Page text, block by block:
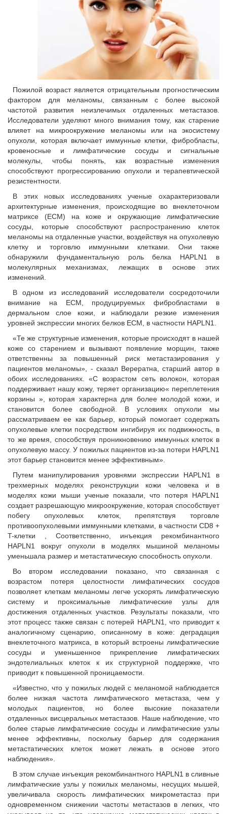
Пожилой возраст является отрицательным прогностическим
фактором для меланомы, связанным с более высокой
частотой развития неизлечимых отдаленных метастазов.
Исследователи уделяют много внимания тому, как старение
влияет на микроокружение меланомы или на экосистему
опухоли, которая включает иммунные клетки, фибробласты,
кровеносные и лимфатические сосуды и сигнальные
молекулы, чтобы понять, как возрастные изменения
способствуют прогрессированию опухоли и терапевтической
резистентности.
В этих новых исследованиях ученые охарактеризовали
архитектурные изменения, происходящие во внеклеточном
матриксе (ECM) на коже и окружающие лимфатические
сосуды, которые способствуют распространению клеток
меланомы на отдаленные участки, воздействуя на опухолевую
клетку и торговлю иммунными клетками. Они также
обнаружили фундаментальную роль белка HAPLN1 в
молекулярных механизмах, лежащих в основе этих
изменений.
В одном из исследований исследователи сосредоточили
внимание на ECM, продуцируемых фибробластами в
дермальном слое кожи, и наблюдали резкие изменения
уровней экспрессии многих белков ECM, в частности HAPLN1.
«Те же структурные изменения, которые происходят в нашей
коже со старением и вызывают появление морщин, также
ответственны за повышенный риск метастазирования у
пациентов меланомы», - сказал Верератна, старший автор в
обоих исследованиях. «С возрастом сеть волокон, которая
поддерживает нашу кожу, теряет организацию« переплетения
корзины », которая характерна для более молодой кожи, и
становится более свободной. В условиях опухоли мы
рассматриваем ее как барьер, который помогает содержать
опухолевые клетки посредством ингибируя их подвижность, в
то же время, способствуя проникновению иммунных клеток в
опухолевую массу. У пожилых пациентов из-за потери HAPLN1
этот барьер становится менее эффективным».
Путем манипулирования уровнями экспрессии HAPLN1 в
трехмерных моделях реконструкции кожи человека и в
моделях кожи мыши ученые показали, что потеря HAPLN1
создает разрешающую микроокружение, которая способствует
побегу опухолевых клеток, препятствуя торговле
противоопухолевыми иммунными клетками, в частности CD8 +
T-клетки , Соответственно, инъекция рекомбинантного
HAPLN1 вокруг опухоли в моделях мышиной меланомы
уменьшала размер и метастатическую способность опухоли.
Во втором исследовании показано, что связанная с
возрастом потеря целостности лимфатических сосудов
позволяет клеткам меланомы легче ускорять лимфатическую
систему и проксимальные лимфатические узлы для
достижения отдаленных участков. Результаты показали, что
этот процесс также связан с потерей HAPLN1, что приводит к
аналогичному сценарию, описанному в коже: деградация
внеклеточного матрикса, в который встроены лимфатические
сосуды и уменьшенное прикрепление лимфатических
эндотелиальных клеток к их структурной поддержке, что
приводит к повышенной проницаемости.
«Известно, что у пожилых людей с меланомой наблюдается
более низкая частота лимфатического метастаза, чем у
молодых пациентов, но более высокие показатели
отдаленных висцеральных метастазов. Наше наблюдение, что
более старые лимфатические сосуды и лимфатические узлы
менее эффективны, поскольку барьер для содержания
метастатических клеток может лежать в основе этого
наблюдения».
В этом случае инъекция рекомбинантного HAPLN1 в сливные
лимфатические узлы у пожилых меланомы, несущих мышей,
увеличивала скорость лимфатических микрометастаз при
одновременном снижении частоты метастазов в легких, что